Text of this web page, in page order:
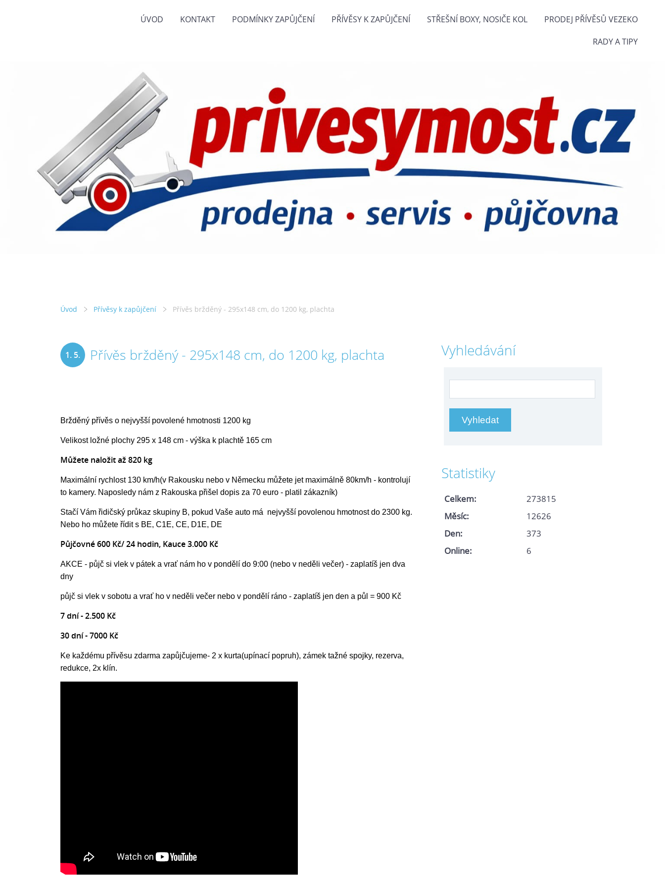
ÚVOD KONTAKT PODMÍNKY ZAPŮJČENÍ PŘÍVĚSY K ZAPŮJČENÍ STŘEŠNÍ BOXY, NOSIČE KOL PRODEJ PŘÍVĚSŮ VEZEKO
RADY A TIPY
Úvod Přívěsy k zapůjčení Přívěs bržděný - 295x148 cm, do 1200 kg, plachta
1. 5. Přívěs bržděný - 295x148 cm, do 1200 kg, plachta
Bržděný přívěs o nejvyšší povolené hmotnosti 1200 kg
Velikost ložné plochy 295 x 148 cm - výška k plachtě 165 cm
Můžete naložit až 820 kg
Maximální rychlost 130 km/h(v Rakousku nebo v Německu můžete jet maximálně 80km/h - kontrolují
to kamery. Naposledy nám z Rakouska přišel dopis za 70 euro - platil zákazník)
Stačí Vám řidičský průkaz skupiny B, pokud Vaše auto má nejvyšší povolenou hmotnost do 2300 kg.
Nebo ho můžete řídit s BE, C1E, CE, D1E, DE
Půjčovné 600 Kč/ 24 hodin, Kauce 3.000 Kč
AKCE - půjč si vlek v pátek a vrať nám ho v pondělí do 9:00 (nebo v neděli večer) - zaplatíš jen dva
dny
půjč si vlek v sobotu a vrať ho v neděli večer nebo v pondělí ráno - zaplatíš jen den a půl = 900 Kč
7 dní - 2.500 Kč
30 dní - 7000 Kč
Ke každému přívěsu zdarma zapůjčujeme- 2 x kurta(upínací popruh), zámek tažné spojky, rezerva,
redukce, 2x klín.
Vyhledávání
Statistiky
Online: 6
Celkem:
273815
Měsíc:
12626
Den:
373